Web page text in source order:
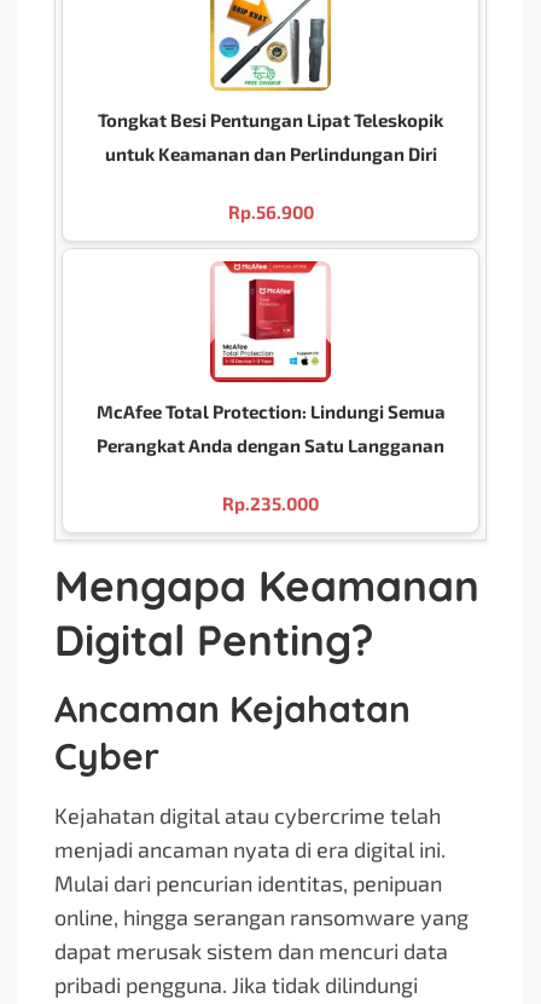
Tongkat Besi Pentungan Lipat Teleskopik
untuk Keamanan dan Perlindungan Diri
Rp.56.900
McAfee Total Protection: Lindungi Semua
Perangkat Anda dengan Satu Langganan
Rp.235.000
Mengapa Keamanan
Digital Penting?
Ancaman Kejahatan
Cyber
Kejahatan digital atau cybercrime telah
menjadi ancaman nyata di era digital ini.
Mulai dari pencurian identitas, penipuan
online, hingga serangan ransomware yang
dapat merusak sistem dan mencuri data
pribadi pengguna. Jika tidak dilindungi